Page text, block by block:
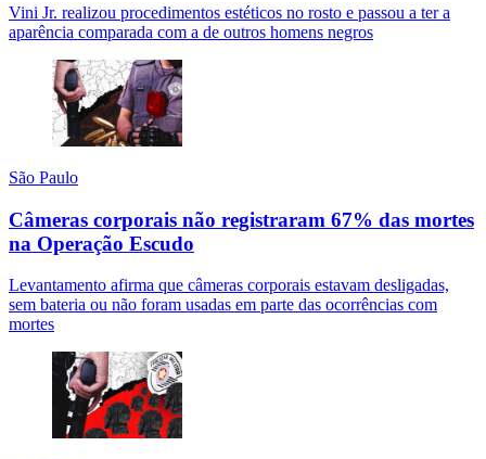
Vini Jr. realizou procedimentos estéticos no rosto e passou a ter a
aparência comparada com a de outros homens negros
São Paulo
Câmeras corporais não registraram 67% das mortes
na Operação Escudo
Levantamento afirma que câmeras corporais estavam desligadas,
sem bateria ou não foram usadas em parte das ocorrências com
mortes